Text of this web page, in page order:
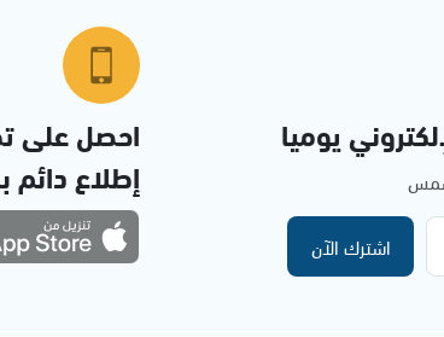
يوميا
اشترك الآن
احصل على
إطلاع دائم